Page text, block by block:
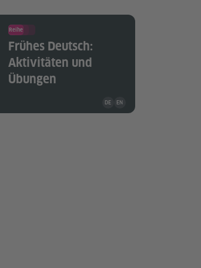
Reihe
Frühes Deutsch:
Aktivitäten und
Übungen
Unterrichtsmaterial ist in
DE EN